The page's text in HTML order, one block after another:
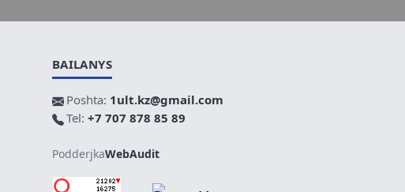
BAILANYS
Poshta: 1ult.kz@gmail.com
Tel: +7 707 878 85 89
PodderjkaWebAudit